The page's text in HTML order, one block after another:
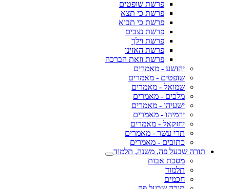
פרשת שופטים
פרשת כי תצא
פרשת כי תבוא
פרשת נצבים
פרשת וילך
פרשת האזינו
פרשת וזאת הברכה
יהושע - מאמרים
שופטים - מאמרים
שמואל - מאמרים
מלכים - מאמרים
ישעיהו - מאמרים
ירמיהו - מאמרים
יחזקאל - מאמרים
תרי עשר - מאמרים
כתובים - מאמרים
תורה שבעל פה, משנה, תלמוד
מסכת אבות
תלמוד
חכמים